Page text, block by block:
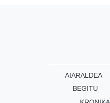
AIARALDEA
BEGITU